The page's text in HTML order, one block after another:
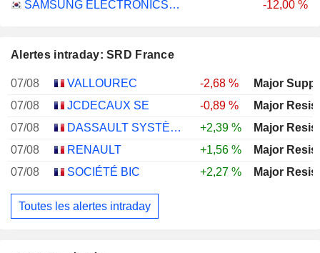
SAMSUNG ELECTRONICS CO., LTD. -12,00 %
Alertes intraday: SRD France
07/08 VALLOUREC -2,68 %
Major
07/08
JCDECAUX SE -0,89 %
Major
07/08
DASSAULT SYSTÈMES SE +2,39 %
Major
07/08
RENAULT +1,56 %
Major
07/08
SOCIÉTÉ BIC +2,27 % Major
Toutes les alertes intraday